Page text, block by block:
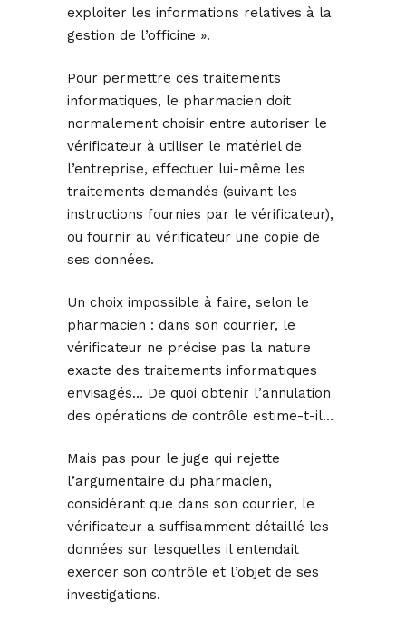
exploiter les informations relatives à la
gestion de l’officine ».
Pour permettre ces traitements
informatiques, le pharmacien doit
normalement choisir entre autoriser le
vérificateur à utiliser le matériel de
l’entreprise, effectuer lui-même les
traitements demandés (suivant les
instructions fournies par le vérificateur),
ou fournir au vérificateur une copie de
ses données.
Un choix impossible à faire, selon le
pharmacien : dans son courrier, le
vérificateur ne précise pas la nature
exacte des traitements informatiques
envisagés… De quoi obtenir l’annulation
des opérations de contrôle estime-t-il…
Mais pas pour le juge qui rejette
l’argumentaire du pharmacien,
considérant que dans son courrier, le
vérificateur a suffisamment détaillé les
données sur lesquelles il entendait
exercer son contrôle et l’objet de ses
investigations.